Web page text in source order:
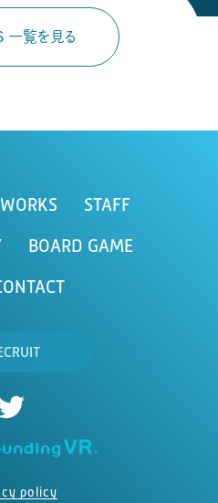
一覧を見る
WORKS
STAFF
BOARD GAME
policy